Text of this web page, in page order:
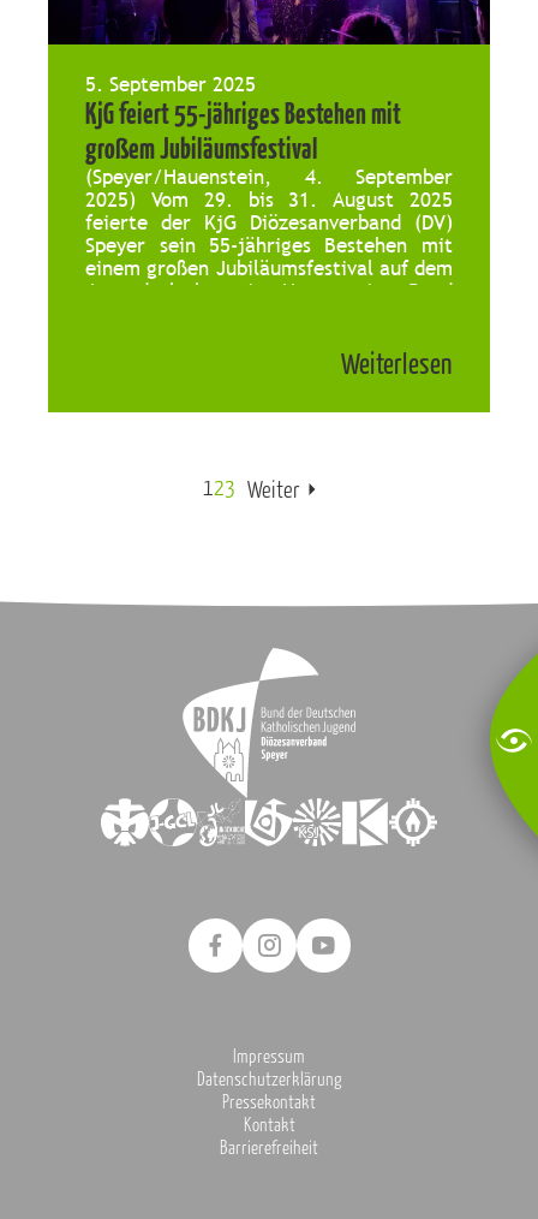
5. September 2025
KjG feiert 55-jähriges Bestehen mit
großem Jubiläumsfestival
(Speyer/Hauenstein, 4. September
2025) Vom 29. bis 31. August 2025
feierte der KjG Diözesanverband (DV)
Speyer sein 55-jähriges Bestehen mit
einem großen Jubiläumsfestival auf dem
Jugendzeltplatz in Hauenstein. Rund
das Beste aus 55 Jahren KjG zu feiern –
mit Musik, Kreativangeboten, Spiel und
Weiterlesen
123 Weiter
Impressum
Datenschutzerklärung
Pressekontakt
Kontakt
Barrierefreiheit